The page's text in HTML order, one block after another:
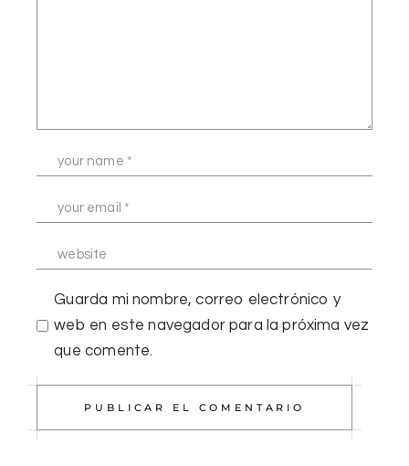
Guarda mi nombre, correo electrónico y
web en este navegador para la próxima vez
que comente.
PUBLICAR EL COMENTARIO